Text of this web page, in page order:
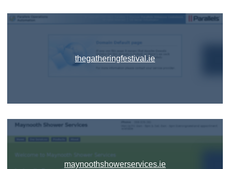
thegatheringfestival.ie
maynoothshowerservices.ie